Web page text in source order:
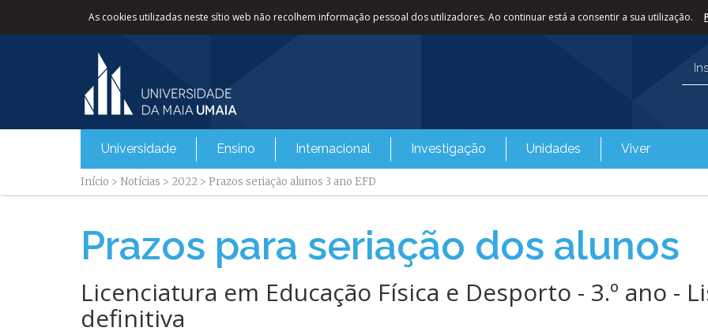
As cookies utilizadas neste sítio web não recolhem informação pessoal dos utilizadores. Ao continuar está a consentir a sua utilização.
Universidade Ensino Internacional Investigação Unidades Viver
Início > Notícias > 2022 > Prazos seriação alunos 3 ano EFD
Prazos para seriação dos alunos
Licenciatura em Educação Física e Desporto - 3.º ano -
definitiva